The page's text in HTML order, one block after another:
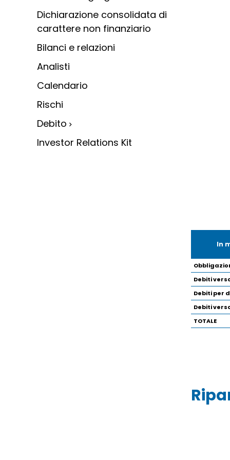
principale
Dichiarazione consolidata di
carattere non finanziario
Bilanci e relazioni
Analisti
Calendario
Rischi
Debito
Investor Relations Kit
In
Debiti
Debiti per
Debiti
TOTALE